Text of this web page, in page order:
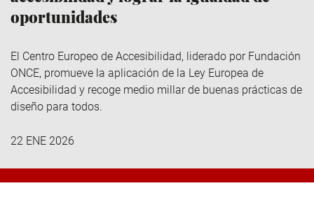
oportunidades
El Centro Europeo de Accesibilidad, liderado por Fundación
ONCE, promueve la aplicación de la Ley Europea de
Accesibilidad y recoge medio millar de buenas prácticas de
diseño para todos.
22 ENE 2026